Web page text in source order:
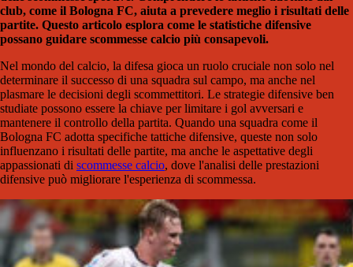
club, come il Bologna FC, aiuta a prevedere meglio i risultati delle
partite. Questo articolo esplora come le statistiche difensive
possano guidare scommesse calcio più consapevoli.
Nel mondo del calcio, la difesa gioca un ruolo cruciale non solo nel
determinare il successo di una squadra sul campo, ma anche nel
plasmare le decisioni degli scommettitori. Le strategie difensive ben
studiate possono essere la chiave per limitare i gol avversari e
mantenere il controllo della partita. Quando una squadra come il
Bologna FC adotta specifiche tattiche difensive, queste non solo
influenzano i risultati delle partite, ma anche le aspettative degli
appassionati di scommesse calcio, dove l'analisi delle prestazioni
difensive può migliorare l'esperienza di scommessa.